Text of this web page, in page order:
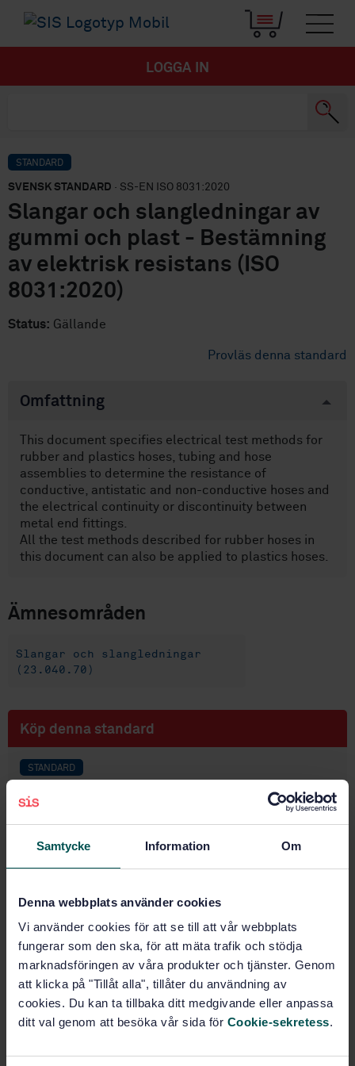
Samtycke Information Om
Denna webbplats använder cookies
Vi använder cookies för att se till att vår webbplats
fungerar som den ska, för att mäta trafik och stödja
marknadsföringen av våra produkter och tjänster. Genom
att klicka på "Tillåt alla", tillåter du användning av
cookies. Du kan ta tillbaka ditt medgivande eller anpassa
ditt val genom att besöka vår sida för Cookie-sekretess.
LOGGA IN
STANDARD
SVENSK STANDARD · SS-EN ISO 8031:2020
Slangar och slangledningar av
gummi och plast - Bestämning
av elektrisk resistans (ISO
8031:2020)
Status: Gällande
Provläs denna standard
Omfattning
This document specifies electrical test methods for
rubber and plastics hoses, tubing and hose
assemblies to determine the resistance of
conductive, antistatic and non-conductive hoses and
the electrical continuity or discontinuity between
metal end fittings.
All the test methods described for rubber hoses in
this document can also be applied to plastics hoses.
Ämnesområden
Slangar och slangledningar
(23.040.70)
Köp denna standard
STANDARD
Slangar och slangledningar av gummi och plast -
Prenumerera på standarden - Läs mer
PDF
Lägg i varukorgen
Fler alternativ
Produktinformation